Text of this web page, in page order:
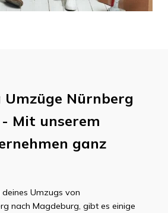
Umzüge Nürnberg
- Mit unserem
ganz
Umzugs von
nach Magdeburg, gibt es einige